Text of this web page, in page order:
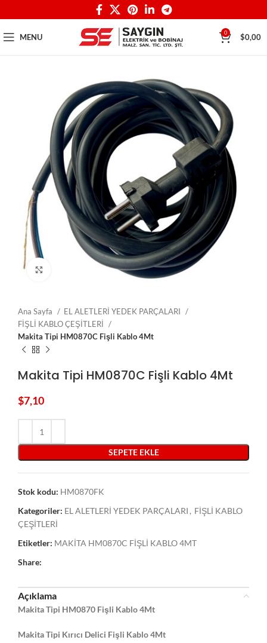
MENU 0 $0,00
Ana Sayfa
EL ALETLERİ YEDEK PARÇALARI
FİŞLİ KABLO ÇEŞİTLERİ
Makita Tipi HM0870C Fişli Kablo 4Mt
Makita Tipi HM0870C Fişli Kablo 4Mt
$7,10
SEPETE EKLE
Stok kodu: HM0870FK
Kategoriler: EL ALETLERİ YEDEK PARÇALARI , FİŞLİ KABLO
ÇEŞİTLERİ
Etiketler: MAKİTA HM0870C FİŞLİ KABLO 4MT
Share:
Açıklama
Makita Tipi HM0870 Fişli Kablo 4Mt
Makita Tipi Kırıcı Delici Fişli Kablo 4Mt